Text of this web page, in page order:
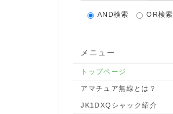
AND検索 OR検索
メニュー
トップページ
アマチュア無線とは？
JK1DXQシャック紹介